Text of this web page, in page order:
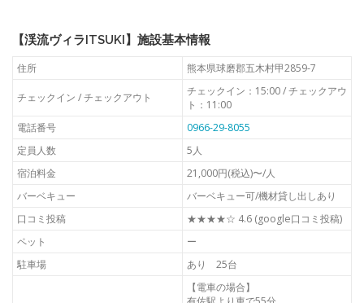
【渓流ヴィラITSUKI】施設基本情報
住所 熊本県球磨郡五木村甲2859-7
チェックイン / チェックアウト
チェックイン：15:00 / チェックアウ
ト：11:00
電話番号
0966-29-8055
定員人数
5人
宿泊料金
21,000円(税込)〜/人
バーベキュー
バーベキュー可/機材貸し出しあり
口コミ投稿
★★★★☆ 4.6 (google口コミ投稿)
ペット
ー
駐車場
あり 25台
【電車の場合】